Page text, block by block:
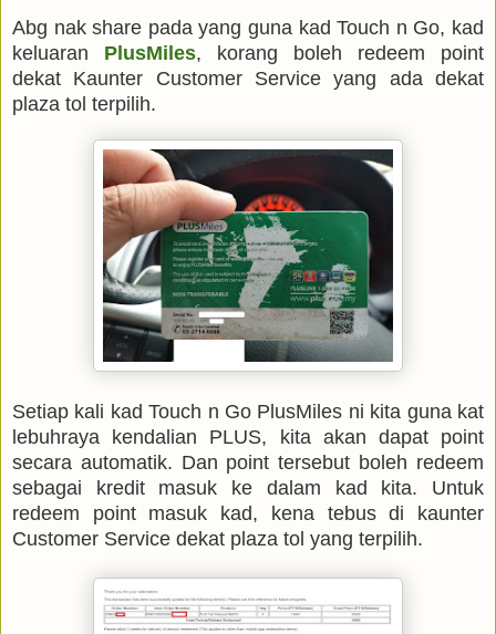
Abg nak share pada yang guna kad Touch n Go, kad
keluaran PlusMiles, korang boleh redeem point
dekat Kaunter Customer Service yang ada dekat
plaza tol terpilih.
Setiap kali kad Touch n Go PlusMiles ni kita guna kat
lebuhraya kendalian PLUS, kita akan dapat point
secara automatik. Dan point tersebut boleh redeem
sebagai kredit masuk ke dalam kad kita. Untuk
redeem point masuk kad, kena tebus di kaunter
Customer Service dekat plaza tol yang terpilih.